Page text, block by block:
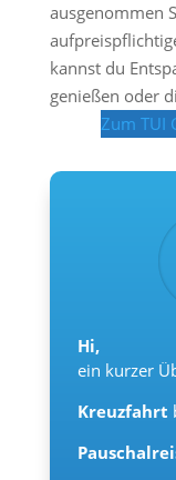
ausgenommen
kannst du
genießen oder
Zum TUI
Hi,
ein kurzer
Kreuzfahrt